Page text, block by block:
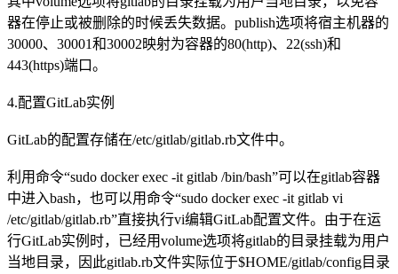
器在停止或被删除的时候丢失数据。publish选项将宿主机器的
30000、30001和30002映射为容器的80(http)、22(ssh)和
443(https)端口。
4.配置GitLab实例
GitLab的配置存储在/etc/gitlab/gitlab.rb文件中。
利用命令“sudo docker exec -it gitlab /bin/bash”可以在gitlab容器
中进入bash，也可以用命令“sudo docker exec -it gitlab vi
/etc/gitlab/gitlab.rb”直接执行vi编辑GitLab配置文件。由于在运
行GitLab实例时，已经用volume选项将gitlab的目录挂载为用户
当地目录，因此gitlab.rb文件实际位于$HOME/gitlab/config目录